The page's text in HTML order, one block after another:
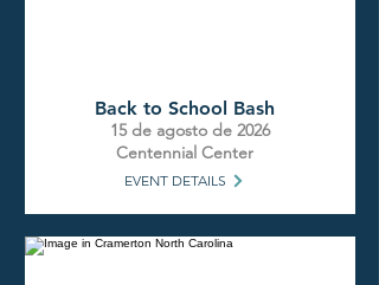
Back to School Bash
15 de agosto de 2026
Centennial Center
EVENT DETAILS